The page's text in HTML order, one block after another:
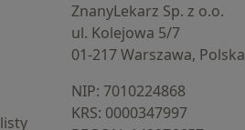
ZnanyLekarz Sp. z o.o.
ul. Kolejowa 5/7
01-217 Warszawa, Polska
NIP: ⁠7010224868
KRS: ⁠0000347997